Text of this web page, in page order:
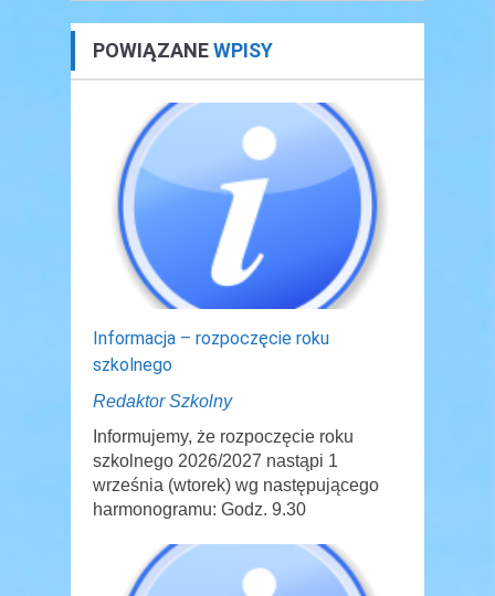
POWIĄZANEWPISY
Informacja – rozpoczęcie roku
szkolnego
Redaktor Szkolny
Informujemy, że rozpoczęcie roku
szkolnego 2026/2027 nastąpi 1
września (wtorek) wg następującego
harmonogramu: Godz. 9.30